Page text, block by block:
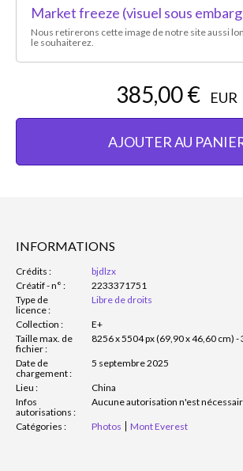
Market freeze (visuel sous
Nous retirerons cette image de notre site aussi
le souhaiterez.
385,00 € EUR
AJOUTER AU
INFORMATIONS
Crédits :
bjdlzx
Créatif - n° :
2233371751
Type de
licence :
Libre de droits
Collection :
E+
Taille max. de
fichier :
8256 x 5504 px (69,90 x 46,60 cm) -
Date de
chargement :
5 septembre 2025
Lieu :
China
Infos
autorisations :
Aucune autorisation n'est
Catégories : Photos Mont Everest